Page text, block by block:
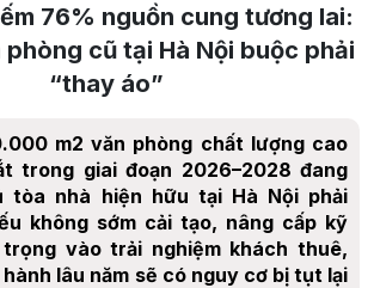
76% nguồn cung tương lai:
phòng cũ tại Hà Nội buộc phải
“thay áo”
m2 văn phòng chất lượng cao
trong giai đoạn 2026–2028 đang
tòa nhà hiện hữu tại Hà Nội phải
không sớm cải tạo, nâng cấp kỹ
vào trải nghiệm khách thuê,
lâu năm sẽ có nguy cơ bị tụt lại